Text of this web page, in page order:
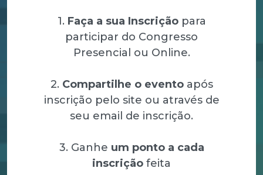
1. Faça a sua Inscriçãopara
participar do Congresso
Presencial ou Online.
2. Compartilhe o eventoapós
inscrição pelo site ou através de
seu email de inscrição.
3. Ganhe um ponto a cada
inscrição feita